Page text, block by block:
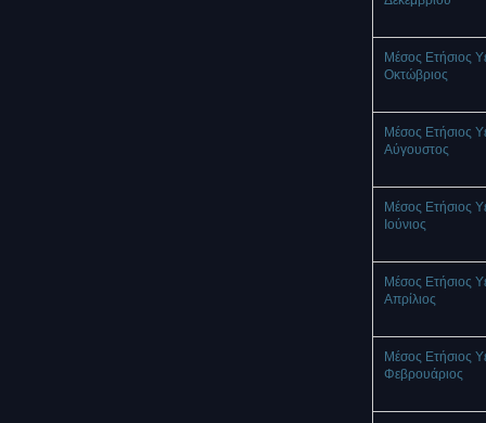
Μέσος Ετήσιος
Οκτώβριος
Μέσος Ετήσιος
Αύγουστος
Μέσος Ετήσιος
Ιούνιος
Μέσος Ετήσιος
Απρίλιος
Μέσος Ετήσιος
Φεβρουάριος